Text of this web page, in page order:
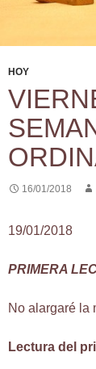
HOY
16/01/2018
19/01/2018
PRIMERA
No alargaré la
Lectura del